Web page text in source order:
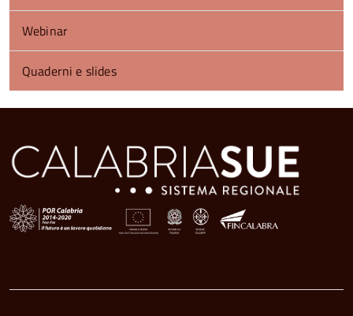
Webinar
Quaderni e slides
all'inizio
contenuto